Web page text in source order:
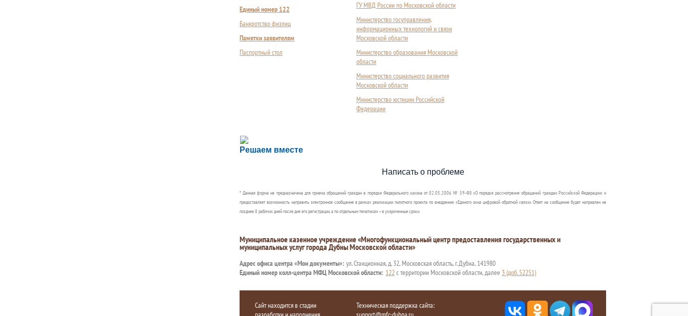
Единый номер 122
Банкротство физлиц
Памятки заявителям
Паспортный стол
ГУ МВД России по Московской области
Министерство госуправления,
информационных технологий и связи
Московской области
Министерство образования Московской
области
Министерство социального развития
Московской области
Министерство юстиции Российской
Федерации
Решаем вместе
Сложности с получением социальной выплаты или пособия?
Сообщите об этом
Написать о проблеме
* Данная форма не предназначена для приема обращений граждан в порядке Федерального закона от 02.05.2006 № 59-ФЗ «О порядке рассмотрения обращений граждан Российской Федерации» и
предоставляет возможность направить электронное сообщение в рамках реализации пилотного проекта по внедрению «Единого окна цифровой обратной связи». Ответ на сообщение будет направлен не
позднее 8 рабочих дней после дня его регистрации, а по отдельным тематикам – в укороченные сроки.
Муниципальное казенное учреждение «Многофункциональный центр предоставления государственных и
муниципальных услуг города Дубны Московской области»
Адрес офиса центра «Мои документы»: ул. Станционная, д. 32, Московская область, г. Дубна, 141980
Единый номер колл-центра МФЦ Московской области: 122с территории Московской области, далее 3 (доб. 52251)
Сайт находится в стадии
Техническая поддержка сайта: